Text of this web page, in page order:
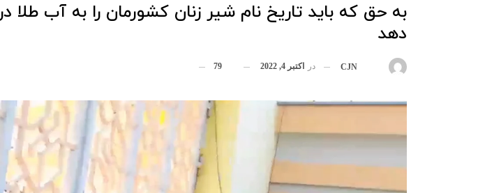
به حق که باید تاریخ نام شیر زنان کشورمان را به آب
دهد
CJN در اکتبر 4, 2022 79